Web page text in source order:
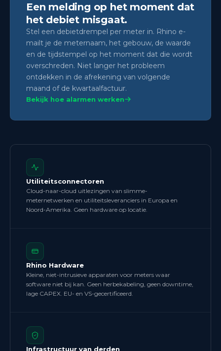
Een melding op het moment dat
het debiet misgaat.
Stel een debietdrempel per meter in. Rhino e-
mailt je de meternaam, het gebouw, de waarde
en de tijdstempel op het moment dat die wordt
overschreden. Niet langer het probleem
ontdekken in de afrekening van volgende
maand of de kwartaalfactuur.
Bekijk hoe alarmen werken
Utiliteitsconnectoren
Cloud-naar-cloud uitlezingen van slimme-
meternetwerken en utiliteitsleveranciers in Europa en
Noord-Amerika. Geen hardware op locatie.
Rhino Hardware
Kleine, niet-intrusieve apparaten voor meters waar
software niet bij kan. Geen herbekabeling, geen downtime,
lage CAPEX. EU- en VS-gecertificeerd.
Infrastructuur van derden